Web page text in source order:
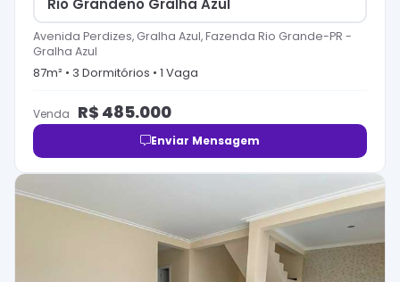
Avenida Perdizes, Gralha Azul, Fazenda Rio Grande-PR -
Gralha Azul
87m² • 3 Dormitórios • 1 Vaga
Venda R$ 485.000
Enviar Mensagem